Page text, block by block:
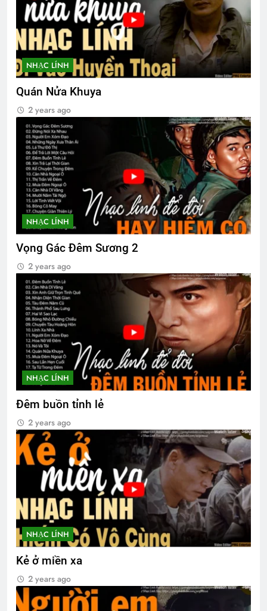
Phóng Sự Vùng IV
2 Years Ago
Thông Báo HĐ/ĐDCK nhiệm kỳ 2024-
2026
2 Years Ago
Thu Hường 34 bài nhạc lính
2 Years Ago
English For Today book 4
1 Year Ago
HOA CÒN ĐÓ, NGƯỜI NAY ĐÂU (Thôi
3 Years Ago
CTBCTY Tập III chương 23
3 Years Ago
NHẠC LÍNH
Quán Nửa Khuya
2 years ago
NHẠC LÍNH
Vọng Gác Đêm Sương 2
2 years ago
NHẠC LÍNH
Đêm buồn tỉnh lẻ
2 years ago
NHẠC LÍNH
Kẻ ở miền xa
2 years ago